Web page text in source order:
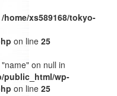
/home/xs589168/tokyo-
on line 25
on null in
public_html/wp-
on line 25